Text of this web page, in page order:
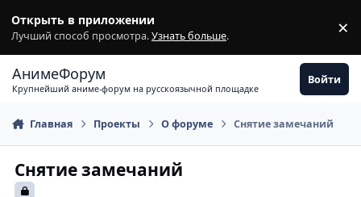
Открыть в приложении
Лучший способ просмотра.Узнать больше. ×
АнимеФорум
Крупнейший аниме-форум на русскоязычной площадке
Войти
Главная Проекты О форуме Снятие замечаний
Снятие замечаний